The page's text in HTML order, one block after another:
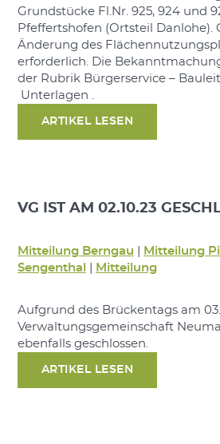
Grundstücke Fl.Nr. 925, 924 und
Pfeffertshofen (Ortsteil Danlohe).
Änderung des
erforderlich. Die
der Rubrik Bürgerservice –
Unterlagen .
ARTIKEL LESEN
VG IST AM 02.10.23
Mitteilung Berngau Mitteilung
Sengenthal
Mitteilung
Aufgrund des Brückentags am
Verwaltungsgemeinschaft
ebenfalls geschlossen.
ARTIKEL LESEN